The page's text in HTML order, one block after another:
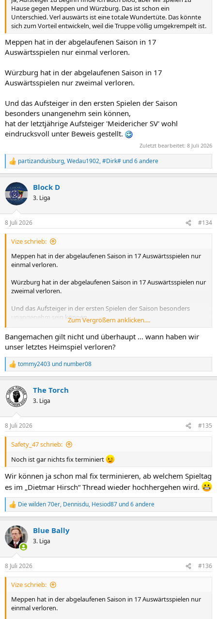
Hause gegen Meppen und Würzburg. Das ist schon ein
Unterschied. Verl auswärts ist eine totale Wundertüte. Das könnte
sich zum Vorteil entwickeln, weil die Truppe völlig umgekrempelt ist.
Meppen hat in der abgelaufenen Saison in 17
Auswärtsspielen nur einmal verloren.
Würzburg hat in der abgelaufenen Saison in 17
Auswärtsspielen nur zweimal verloren.
Und das Aufsteiger in den ersten Spielen der Saison
besonders unangenehm sein können,
hat der letztjährige Aufsteiger 'Meidericher SV' wohl
eindrucksvoll unter Beweis gestellt.
Zuletzt bearbeitet: 8 Juli 2026
R
e
k
t
i
e
n
partizanduisburg,Wedau1902,#Dirk# und 6 andere
Block D
3. Liga
8 Juli 2026 #134
Vize schrieb:
Meppen hat in der abgelaufenen Saison in 17 Auswärtsspielen nur
einmal verloren.
Würzburg hat in der abgelaufenen Saison in 17 Auswärtsspielen nur
zweimal verloren.
Und das Aufsteiger in der ersten Spielen der Saison besonders
unangenehm sein können,
hat der letztjährige Aufsteiger 'Meidericher SV' wohl eindrucksvoll
unter Beweis gestellt.
Zum Vergrößern anklicken....
Bangemachen gilt nicht und überhaupt ... wann haben wir
unser letztes Heimspiel verloren?
R
e
k
t
i
e
n
tommy2403 und number08
The Torch
3. Liga
8 Juli 2026 #135
Safety_47 schrieb:
Noch ist gar nichts fix terminiert
Wir können ja schon mal fix terminieren, ab welchem Spieltag
es im „Dietmar Hirsch“ Thread wieder hochhergehen wird.
R
e
k
t
i
e
n
Die wilden 70er, Dennisdu, Hesiod87 und 6 andere
Blue Bally
3. Liga
8 Juli 2026 #136
Vize schrieb:
Meppen hat in der abgelaufenen Saison in 17 Auswärtsspielen nur
einmal verloren.